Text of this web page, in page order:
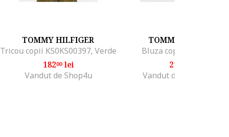
TOMMY HILFIGER
Tricou copii KS0KS00397, Verde
18200lei
Vandut de Shop4u
TOMMY HILFIGER
Bluza copii, bleumarin,
213
Vandut de MODIVO SA